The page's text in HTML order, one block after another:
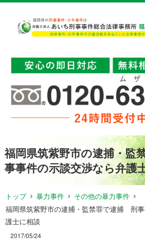
福岡県筑紫野市の逮捕・
事事件の示談交渉なら弁護
トップ 暴力事件
その他の暴力事件
福岡県筑紫野市の逮捕・監禁罪で逮捕 刑
護士に相談
2017/05/24